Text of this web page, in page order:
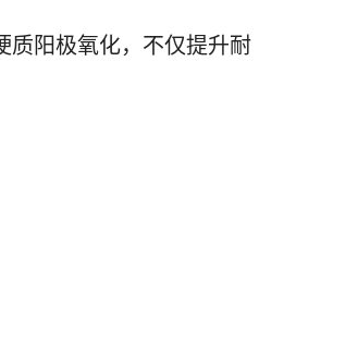
质阳极氧化，不仅提升耐